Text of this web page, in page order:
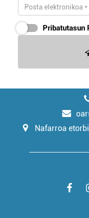
Pribatutasun
Nafarroa